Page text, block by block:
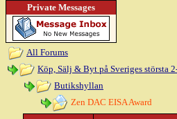
Private Messages
All Forums
Köp, Sälj & Byt på Sveriges största
Butikshyllan
Zen DAC EISA Award